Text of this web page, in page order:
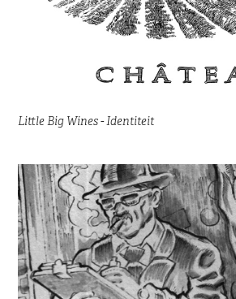
Little Big Wines - Identiteit